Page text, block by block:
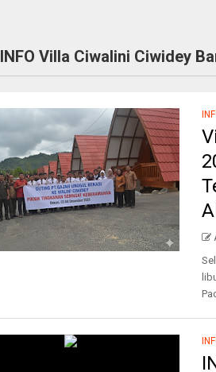
INFO Villa Ciwalini Ciwidey